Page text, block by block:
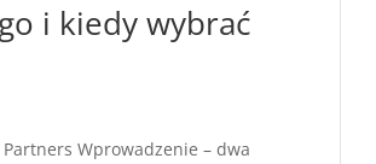
i kiedy wybrać
Wprowadzenie – dwa